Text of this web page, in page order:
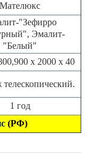
Мателюкс
"Зефирро
Эмалит-
"Белый"
х 2000 х 40
1 год
(РФ)